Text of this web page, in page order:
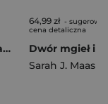
Taniec ze smokami: Po uczcie [Nowa okładka nieserialowa]
64,99 zł -
cena detaliczna
Sarah J. Maas